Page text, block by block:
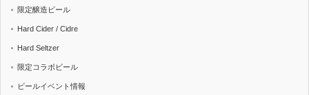
限定醸造ビール
Hard Cider / Cidre
Hard Seltzer
限定コラボビール
ビールイベント情報